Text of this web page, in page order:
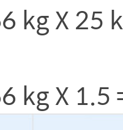
kg X 25
kg X 1.5